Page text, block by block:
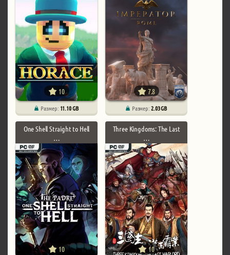
10
Размер: 11.10 GB
7.8
Размер:2.03 GB
One Shell Straight to Hell
…
10
Three Kingdoms: The Last
…
10